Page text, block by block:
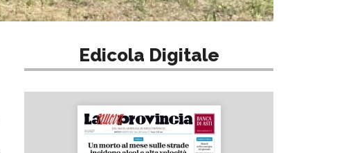
Edicola Digitale